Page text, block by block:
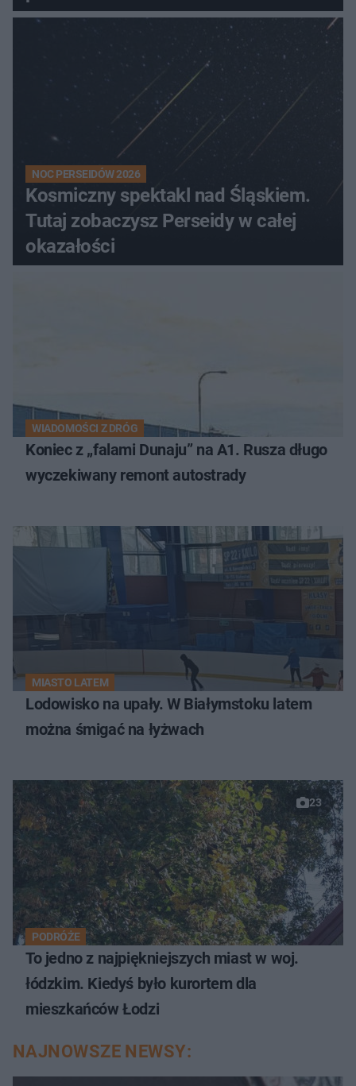
NOC PERSEIDÓW 2026
Kosmiczny spektakl nad Śląskiem.
Tutaj zobaczysz Perseidy w całej
okazałości
WIADOMOŚCI Z DRÓG
Koniec z „falami Dunaju” na A1. Rusza długo
wyczekiwany remont autostrady
MIASTO LATEM
Lodowisko na upały. W Białymstoku latem
można śmigać na łyżwach
23
PODRÓŻE
To jedno z najpiękniejszych miast w woj.
łódzkim. Kiedyś było kurortem dla
mieszkańców Łodzi
NAJNOWSZE NEWSY: